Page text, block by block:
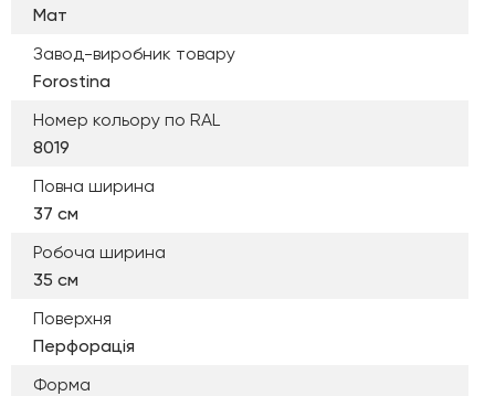
Мат
Завод-виробник товару
Forostina
Номер кольору по RAL
8019
Повна ширина
37 см
Робоча ширина
35 см
Поверхня
Перфорація
Форма